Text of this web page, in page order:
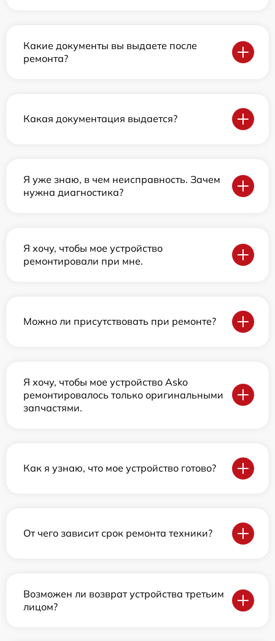
Какие документы вы выдаете после
ремонта?
Какая документация выдается?
Я уже знаю, в чем неисправность. Зачем
нужна диагностика?
Я хочу, чтобы мое устройство
ремонтировали при мне.
Можно ли присутствовать при ремонте?
Я хочу, чтобы мое устройство Asko
ремонтировалось только оригинальными
запчастями.
Как я узнаю, что мое устройство готово?
От чего зависит срок ремонта техники?
Возможен ли возврат устройства третьим
лицом?